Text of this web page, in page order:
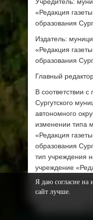
Учредитель:
«Редакция
образования
Издатель:
«Редакция
образования
Главный
В соответствии
Сургутского
автономного
изменении типа
«Редакция
образования
тип учреждения
учреждение
образования
Я даю согласие на
сайт лучше.